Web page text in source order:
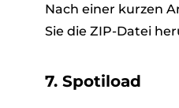
Nach einer kurzen
Sie die ZIP-Datei
7. Spotiload